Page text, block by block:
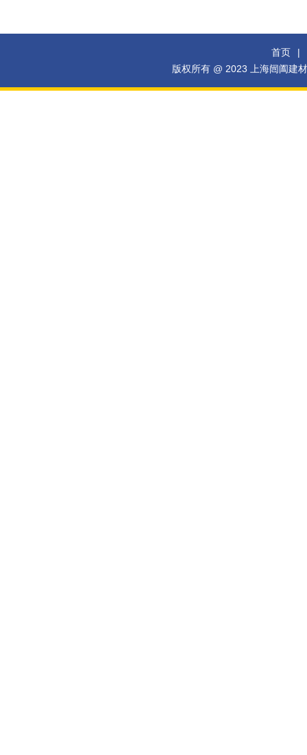
首页
|
版权所有 @ 2023 上海闿阖